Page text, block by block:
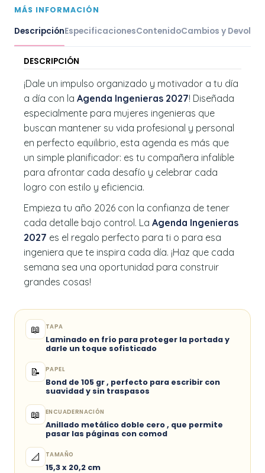
MÁS INFORMACIÓN
DescripciónEspecificacionesContenidoCambios y
DESCRIPCIÓN
¡Dale un impulso organizado y motivador a tu día
a día con la Agenda Ingenieras 2027! Diseñada
especialmente para mujeres ingenieras que
buscan mantener su vida profesional y personal
en perfecto equilibrio, esta agenda es más que
un simple planificador: es tu compañera infalible
para afrontar cada desafío y celebrar cada
logro con estilo y eficiencia.
Empieza tu año 2026 con la confianza de tener
cada detalle bajo control. La Agenda Ingenieras
2027 es el regalo perfecto para ti o para esa
ingeniera que te inspira cada día. ¡Haz que cada
semana sea una oportunidad para construir
grandes cosas!
📖 TAPA
Laminado en frío para proteger la portada y
darle un toque sofisticado
📝 PAPEL
Bond de 105 gr , perfecto para escribir con
suavidad y sin traspasos
📖 ENCUADERNACIÓN
Anillado metálico doble cero , que permite
pasar las páginas con comod
📐 TAMAÑO
15,3 x 20,2 cm